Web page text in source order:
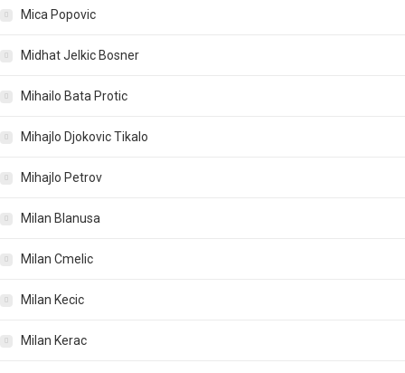
Mica Popovic
Midhat Jelkic Bosner
Mihailo Bata Protic
Mihajlo Djokovic Tikalo
Mihajlo Petrov
Milan Blanusa
Milan Cmelic
Milan Kecic
Milan Kerac